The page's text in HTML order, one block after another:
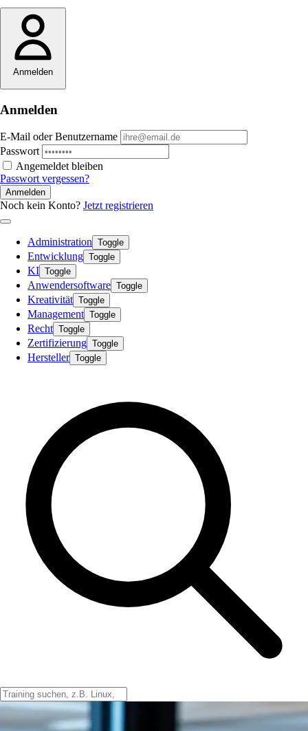
Anmelden
Anmelden
E-Mail oder Benutzername
Passwort
Angemeldet bleiben
Passwort vergessen?
Anmelden
Noch kein Konto? Jetzt registrieren
Administration Toggle
Entwicklung Toggle
KI Toggle
Anwendersoftware Toggle
Kreativität Toggle
Management Toggle
Recht Toggle
Zertifizierung Toggle
Hersteller Toggle